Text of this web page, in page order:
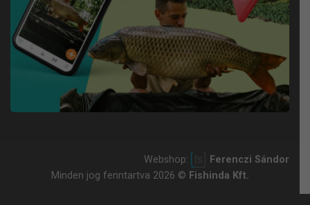
Webshop:
Ferenczi Sándor
Minden jog fenntartva 2026 © Fishinda Kft.